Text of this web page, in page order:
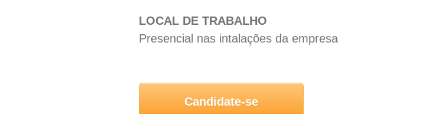
LOCAL DE TRABALHO
Presencial nas intalações da empresa
Candidate-se